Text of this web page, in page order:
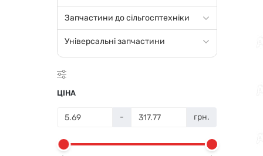
Запчастини до сільгосптехніки
Універсальні запчастини
ЦІНА
- грн.